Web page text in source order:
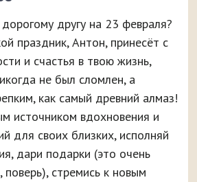
другу на 23 февраля?
праздник, Антон, принесёт с
и счастья в твою жизнь,
не был сломлен, а
как самый древний алмаз!
источником вдохновения и
для своих близких, исполняй
дари подарки (это очень
поверь), стремись к новым